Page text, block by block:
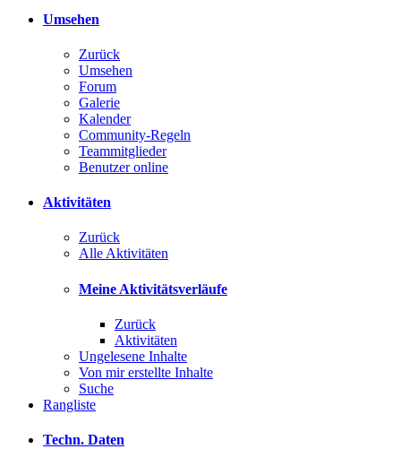
Umsehen
Zurück
Umsehen
Forum
Galerie
Kalender
Community-Regeln
Teammitglieder
Benutzer online
Aktivitäten
Zurück
Alle Aktivitäten
Meine Aktivitätsverläufe
Zurück
Aktivitäten
Ungelesene Inhalte
Von mir erstellte Inhalte
Suche
Rangliste
Techn. Daten